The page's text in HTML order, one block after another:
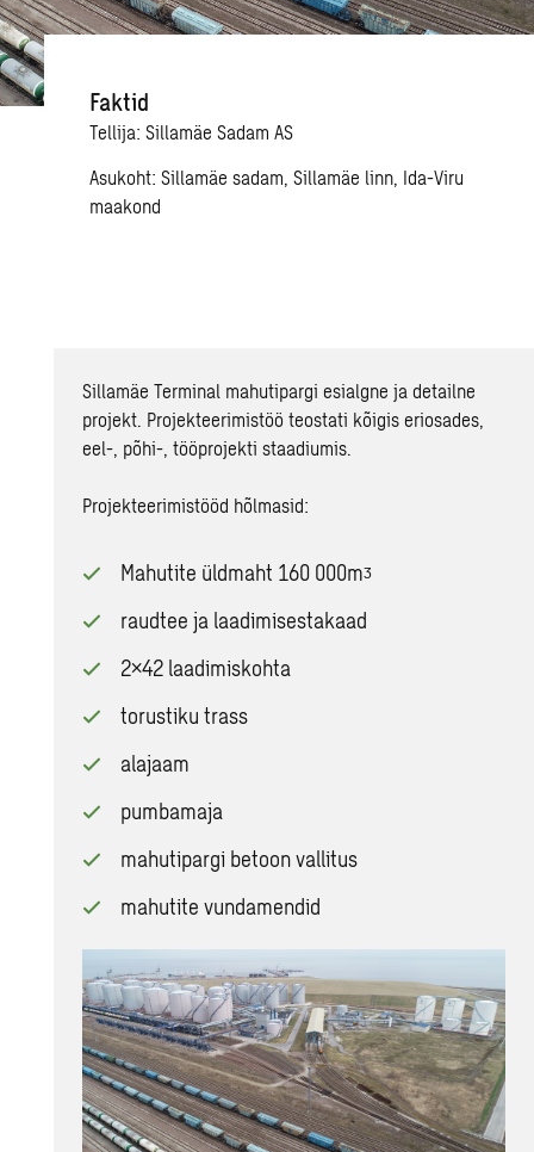
Faktid
Tellija: Sillamäe Sadam AS
Asukoht: Sillamäe sadam, Sillamäe linn, Ida-Viru
maakond
Sillamäe Terminal mahutipargi esialgne ja detailne
projekt. Projekteerimistöö teostati kõigis eriosades,
eel-, põhi-, tööprojekti staadiumis.
Projekteerimistööd hõlmasid:
Mahutite üldmaht 160 000mᶾ
raudtee ja laadimisestakaad
2×42 laadimiskohta
torustiku trass
alajaam
pumbamaja
mahutipargi betoon vallitus
mahutite vundamendid